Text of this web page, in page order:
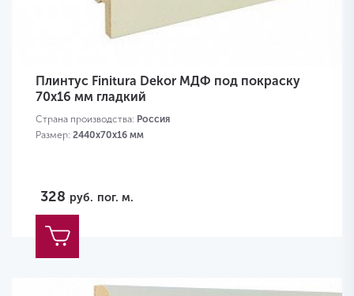
Плинтус Finitura Dekor МДФ под покраску
70x16 мм гладкий
Страна производства: Россия
Размер: 2440х70х16 мм
328 руб. пог. м.